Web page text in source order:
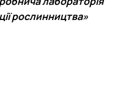
рослинництва»